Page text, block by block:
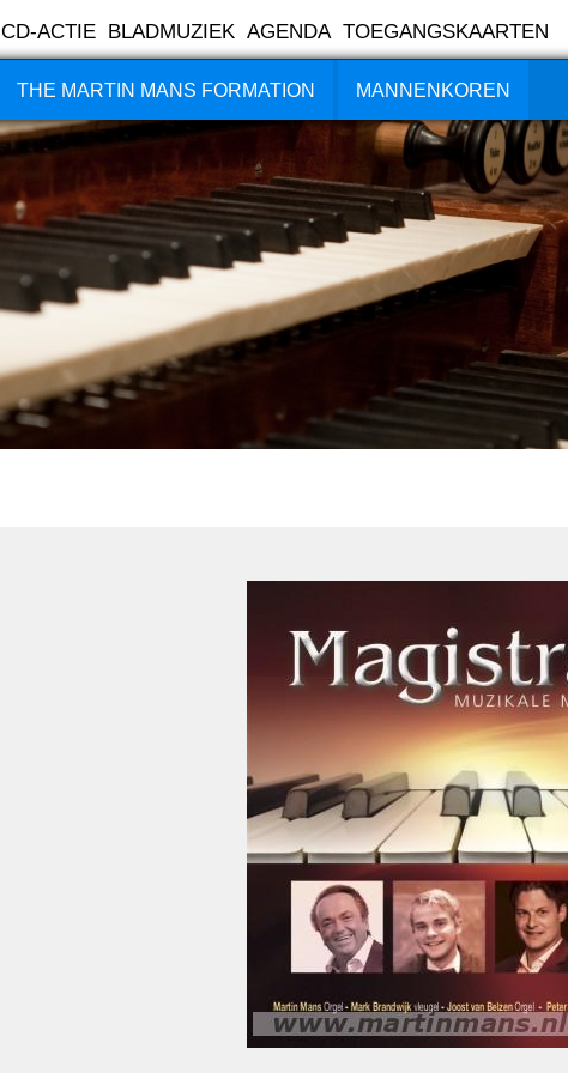
CD-ACTIE BLADMUZIEK AGENDA TOEGANGSKAARTEN
THE MARTIN MANS FORMATION MANNENKOREN